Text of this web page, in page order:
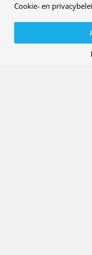
Laatste NLR People
Bekijk alle
09 JUNI
NLR
Cookie- en